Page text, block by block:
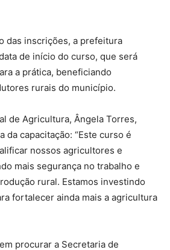
das inscrições, a prefeitura
de início do curso, que será
a prática, beneficiando
rurais do município.
de Agricultura, Ângela Torres,
da capacitação: “Este curso é
nossos agricultores e
mais segurança no trabalho e
rural. Estamos investindo
fortalecer ainda mais a agricultura
procurar a Secretaria de